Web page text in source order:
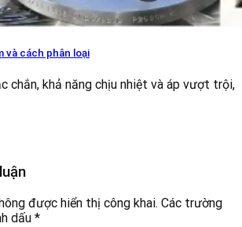
và cách phân loại
chắn, khả năng chịu nhiệt và áp vượt trội,
được hiển thị công khai. Các trường
dấu *